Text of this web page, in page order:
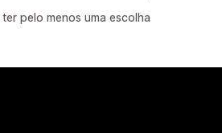
pelo menos uma escolha